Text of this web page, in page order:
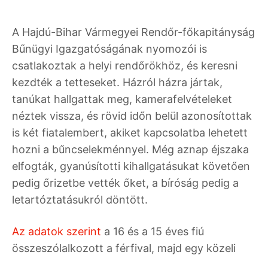
A Hajdú-Bihar Vármegyei Rendőr-főkapitányság
Bűnügyi Igazgatóságának nyomozói is
csatlakoztak a helyi rendőrökhöz, és keresni
kezdték a tetteseket. Házról házra jártak,
tanúkat hallgattak meg, kamerafelvételeket
néztek vissza, és rövid időn belül azonosítottak
is két fiatalembert, akiket kapcsolatba lehetett
hozni a bűncselekménnyel. Még aznap éjszaka
elfogták, gyanúsítotti kihallgatásukat követően
pedig őrizetbe vették őket, a bíróság pedig a
letartóztatásukról döntött.
Az adatok szerint a 16 és a 15 éves fiú
összeszólalkozott a férfival, majd egy közeli